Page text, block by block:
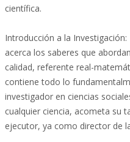
científica.
Introducción a la
acerca los saberes que
calidad, referente real-
contiene todo lo
investigador en ciencias
cualquier ciencia, acometa su
ejecutor, ya como director de